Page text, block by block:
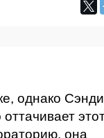
однако
она